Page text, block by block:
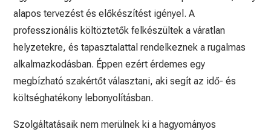
alapos tervezést és előkészítést igényel. A
professzionális költöztetők felkészültek a váratlan
helyzetekre, és tapasztalattal rendelkeznek a rugalmas
alkalmazkodásban. Éppen ezért érdemes egy
megbízható szakértőt választani, aki segít az idő- és
költséghatékony lebonyolításban.
Szolgáltatásaik nem merülnek ki a hagyományos